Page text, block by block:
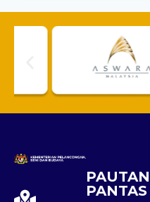
PAUTAN
PANTAS